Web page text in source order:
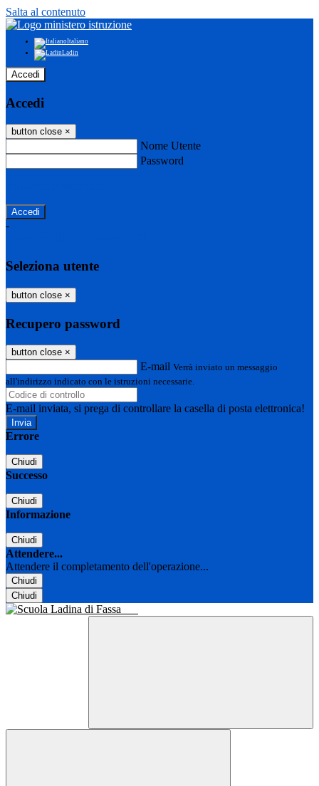
Salta al contenuto
Italiano
Ladin
Accedi
Accedi
button close ×
Nome Utente
Password
-
Seleziona utente
button close ×
Recupero password
button close ×
E-mail Verrà inviato un messaggio
all'indirizzo indicato con le istruzioni necessarie.
E-mail inviata, si prega di controllare la casella di posta elettronica!
Errore
Chiudi
Successo
Chiudi
Informazione
Chiudi
Attendere...
Attendere il completamento dell'operazione...
Chiudi
Chiudi